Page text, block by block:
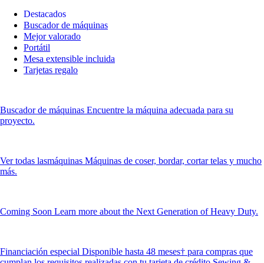
Destacados
Buscador de máquinas
Mejor valorado
Portátil
Mesa extensible incluida
Tarjetas regalo
Buscador de máquinas Encuentre la máquina adecuada para su
proyecto.
Ver todas lasmáquinas Máquinas de coser, bordar, cortar telas y mucho
más.
Coming Soon Learn more about the Next Generation of Heavy Duty.
Financiación especial Disponible hasta 48 meses† para compras que